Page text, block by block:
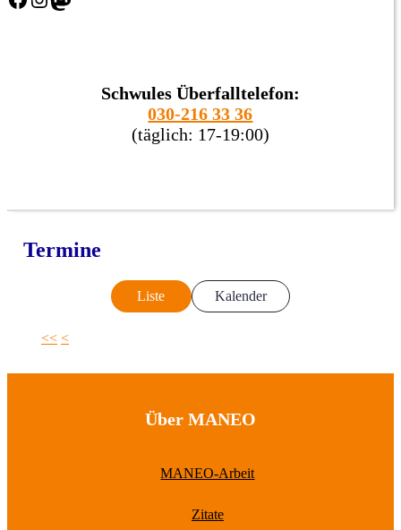
Schwules Überfalltelefon:
030-216 33 36
(täglich: 17-19:00)
Termine
Liste Kalender
<< <
Über MANEO
MANEO-Arbeit
Zitate